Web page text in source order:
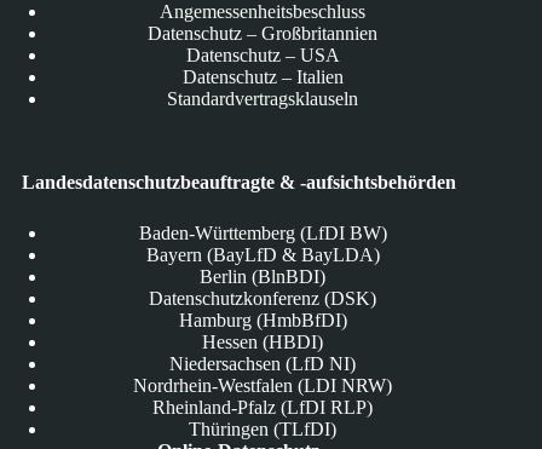
Angemessenheitsbeschluss
Datenschutz – Großbritannien
Datenschutz – USA
Datenschutz – Italien
Standardvertragsklauseln
Landesdatenschutzbeauftragte & -aufsichtsbehörden
Baden-Württemberg (LfDI BW)
Bayern (BayLfD & BayLDA)
Berlin (BlnBDI)
Datenschutzkonferenz (DSK)
Hamburg (HmbBfDI)
Hessen (HBDI)
Niedersachsen (LfD NI)
Nordrhein-Westfalen (LDI NRW)
Rheinland-Pfalz (LfDI RLP)
Thüringen (TLfDI)